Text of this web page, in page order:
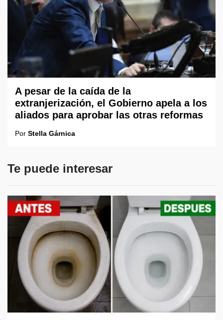
A pesar de la caída de la
extranjerización, el Gobierno apela a los
aliados para aprobar las otras reformas
Por Stella Gárnica
Te puede interesar